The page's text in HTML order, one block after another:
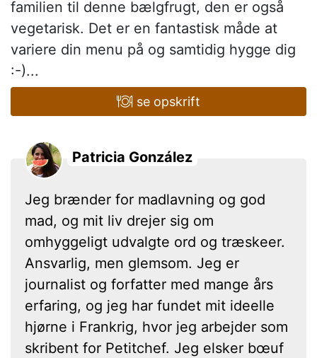
familien til denne bælgfrugt, den er også
vegetarisk. Det er en fantastisk måde at
variere din menu på og samtidig hygge dig
:-)...
se opskrift
Patricia González
Jeg brænder for madlavning og god
mad, og mit liv drejer sig om
omhyggeligt udvalgte ord og træskeer.
Ansvarlig, men glemsom. Jeg er
journalist og forfatter med mange års
erfaring, og jeg har fundet mit ideelle
hjørne i Frankrig, hvor jeg arbejder som
skribent for Petitchef. Jeg elsker bœuf